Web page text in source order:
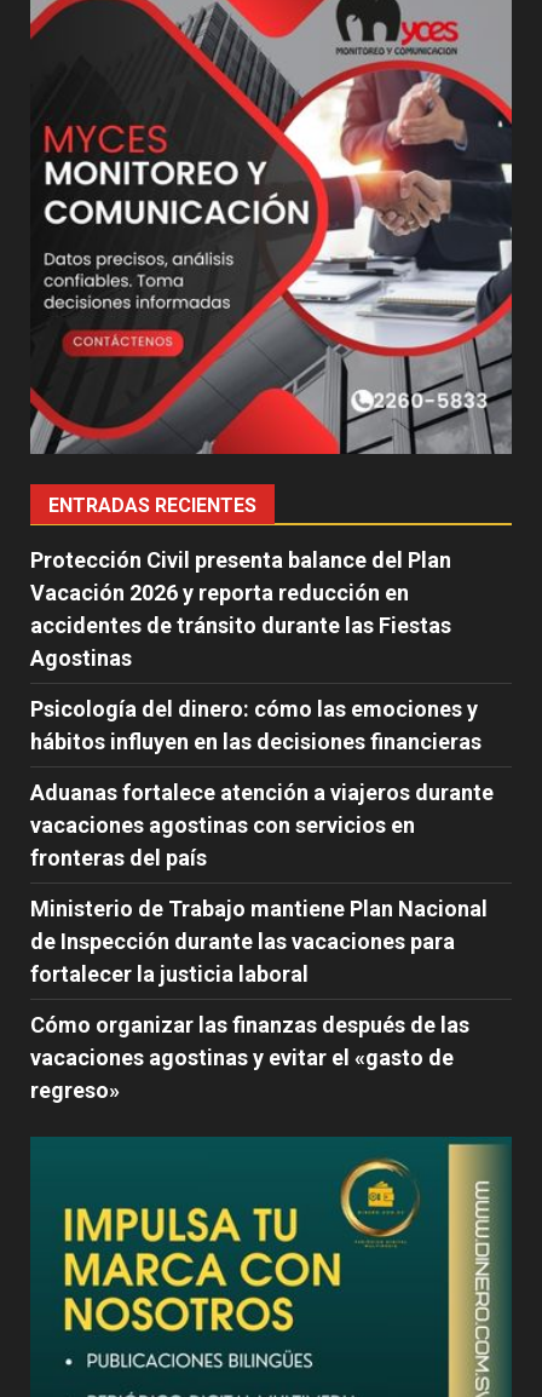
ENTRADAS RECIENTES
Protección Civil presenta balance del Plan
Vacación 2026 y reporta reducción en
accidentes de tránsito durante las Fiestas
Agostinas
Psicología del dinero: cómo las emociones y
hábitos influyen en las decisiones financieras
Aduanas fortalece atención a viajeros durante
vacaciones agostinas con servicios en
fronteras del país
Ministerio de Trabajo mantiene Plan Nacional
de Inspección durante las vacaciones para
fortalecer la justicia laboral
Cómo organizar las finanzas después de las
vacaciones agostinas y evitar el «gasto de
regreso»